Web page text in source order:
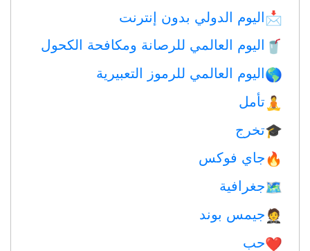
📩اليوم الدولي بدون إنترنت
🥤 اليوم العالمي للرصانة ومكافحة الكحول
🌎اليوم العالمي للرموز التعبيرية
🧘 تأمل
🎓تخرج
🔥جاي فوكس
🗺جغرافية
🤵 جيمس بوند
❤️️حب